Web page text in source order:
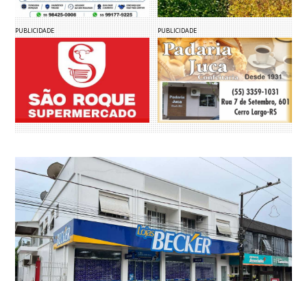
PUBLICIDADE PUBLICIDADE